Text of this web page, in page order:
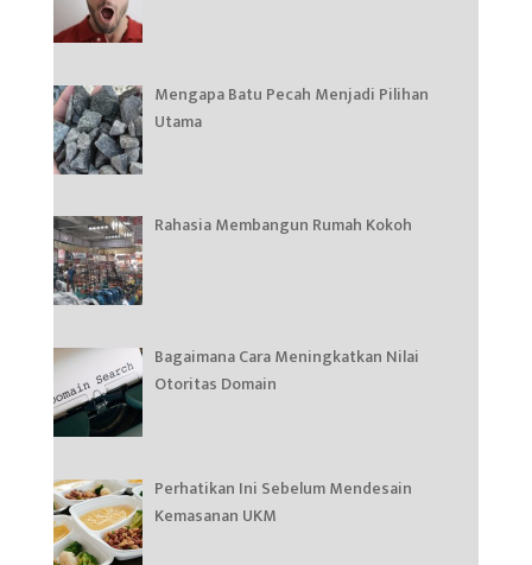
Mengapa Batu Pecah Menjadi Pilihan
Utama
Rahasia Membangun Rumah Kokoh
Bagaimana Cara Meningkatkan Nilai
Otoritas Domain
Perhatikan Ini Sebelum Mendesain
Kemasanan UKM